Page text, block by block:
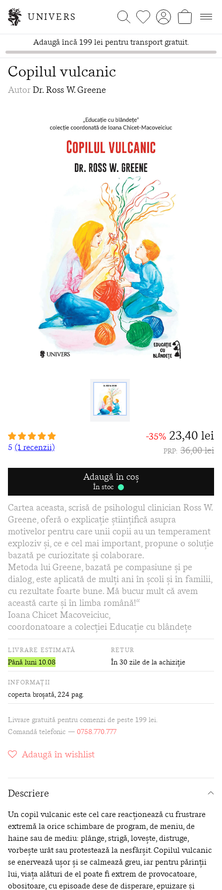
UNIVERS
Adaugă încă 199 lei pentru transport gratuit.
Copilul vulcanic
AutorDr. Ross W. Greene
5 (1 recenzii)
-35% 23,40 lei
PRP: 36,00 lei
Adaugă în coș
În stoc
Cartea aceasta, scrisă de psihologul clinician Ross W.
Greene, oferă o explicaţie ştiinţifică asupra
motivelor pentru care unii copii au un temperament
exploziv şi, ce e cel mai important, propune o soluţie
bazată pe curiozitate şi colaborare.
Metoda lui Greene, bazată pe compasiune şi pe
dialog, este aplicată de mulţi ani în şcoli şi în familii,
cu rezultate foarte bune. Mă bucur mult că avem
această carte şi în limba română!“
Ioana Chicet Macoveiciuc,
coordonatoare a colecției Educație cu blândețe
LIVRARE ESTIMATĂ
Până luni 10.08
RETUR
În 30 zile de la achiziție
INFORMAȚII
coperta broșată, 224 pag.
Livrare gratuită pentru comenzi de peste 199 lei.
Comandă telefonic — 0758.770.777
Adaugă în wishlist
Descriere
Un copil vulcanic este cel care reacţionează cu frustrare
extremă la orice schimbare de program, de meniu, de
haine sau de mediu: plânge, strigă, loveşte, distruge,
vorbeşte urât sau protestează la nesfârşit. Copilul vulcanic
se enervează uşor şi se calmează greu, iar pentru părinţii
lui, viaţa alăturide el poate fi extrem de provocatoare,
obositoare, cuepisoade dese de disperare, epuizare şi